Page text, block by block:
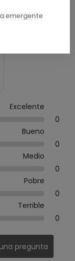
Excelente
0
Bueno
0
Medio
0
Pobre
0
Terrible
0
pregunta
emergente